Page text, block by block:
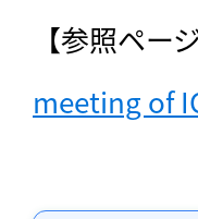
【参照ページ
meeting of